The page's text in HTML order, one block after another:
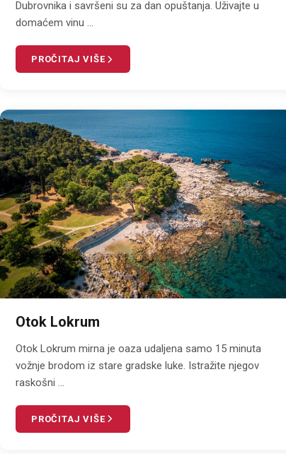
Dubrovnika i savršeni su za dan opuštanja. Uživajte u
domaćem vinu ...
PROČITAJ VIŠE
Otok Lokrum
Otok Lokrum mirna je oaza udaljena samo 15 minuta
vožnje brodom iz stare gradske luke. Istražite njegov
raskošni ...
PROČITAJ VIŠE